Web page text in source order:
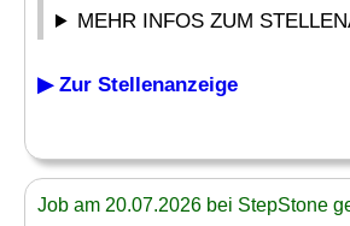
MEHR INFOS ZUM
▶ Zur Stellenanzeige
Job am 20.07.2026 bei StepStone